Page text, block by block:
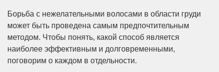
Борьба с нежелательными волосами в области груди
может быть проведена самым предпочтительным
методом. Чтобы понять, какой способ является
наиболее эффективным и долговременными,
поговорим о каждом в отдельности.